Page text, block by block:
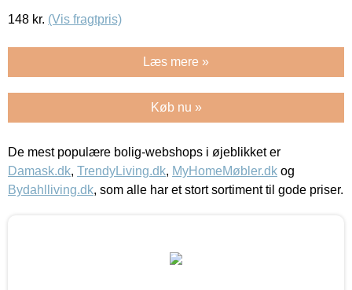
148 kr. (Vis fragtpris)
Læs mere »
Køb nu »
De mest populære bolig-webshops i øjeblikket er
Damask.dk, TrendyLiving.dk, MyHomeMøbler.dk og
Bydahlliving.dk, som alle har et stort sortiment til gode priser.